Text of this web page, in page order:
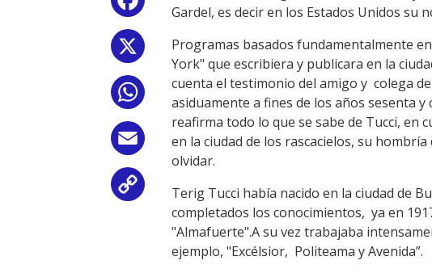
WhatsApp
Email
Copy
Link
Gardel, es decir en los Estados Unidos su
Programas basados fundamentalmente
York" que escribiera y publicara en la
cuenta el testimonio del amigo y colega
asiduamente a fines de los años sesenta
reafirma todo lo que se sabe de Tucci, en
en la ciudad de los rascacielos, su
olvidar.
Terig Tucci había nacido en la ciudad de
completados los conocimientos, ya en
"Almafuerte".A su vez trabajaba
ejemplo, "Excélsior, Politeama y Avenida”.